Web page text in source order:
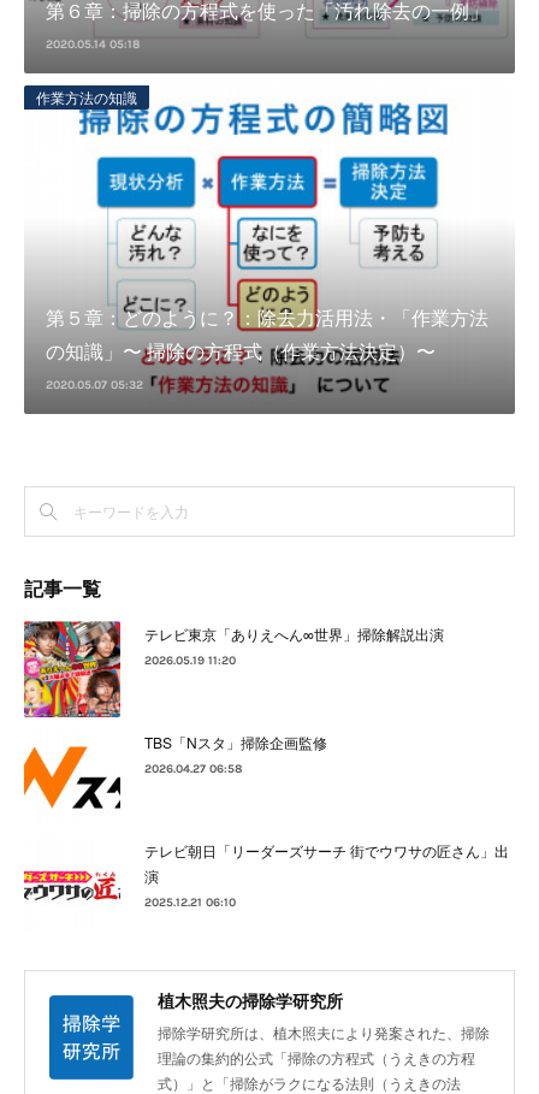
第６章：掃除の方程式を使った「汚れ除去の一例」
2020.05.14 05:18
作業方法の知識
第５章：どのように？：除去力活用法・「作業方法
の知識」〜 掃除の方程式（作業方法決定）〜
2020.05.07 05:32
記事一覧
テレビ東京「ありえへん∞世界」掃除解説出演
2026.05.19 11:20
TBS「Nスタ」掃除企画監修
2026.04.27 06:58
テレビ朝日「リーダーズサーチ 街でウワサの匠さん」出
演
2025.12.21 06:10
植木照夫の掃除学研究所
掃除学研究所は、植木照夫により発案された、掃除
理論の集約的公式「掃除の方程式（うえきの方程
式）」と「掃除がラクになる法則（うえきの法